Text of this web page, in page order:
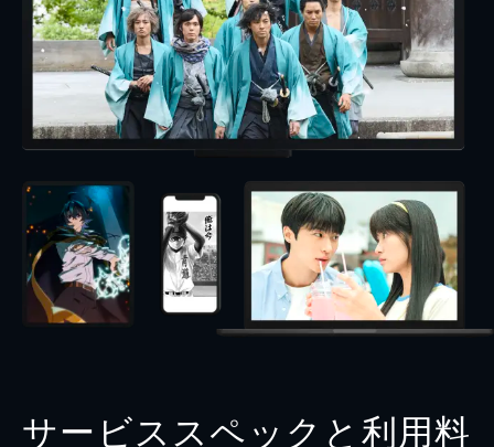
サービススペックと利用料